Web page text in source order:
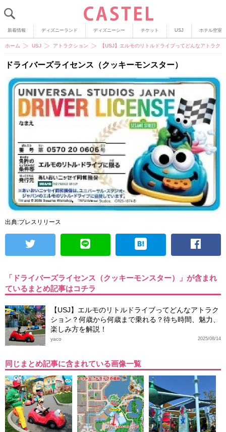
新着情報 ディズニーランド ディズニーシー チケット USJ ホテル空室
ホーム USJ アトラクション 【USJ】エルモのリトルドライブってどんなアトラク
ドライバーズライセンス（クッキーモンスター）
出典:プレスリリース
「ドライバーズライセンス（クッキーモンスター）」が含まれ
ているまとめ記事はコチラ
【USJ】エルモのリトルドライブってどんなアトラク
ション？何歳から何歳まで乗れる？待ち時間、魅力、
楽しみ方を解説！
2025/08/14
yaco
同じまとめ記事に含まれている画像一覧